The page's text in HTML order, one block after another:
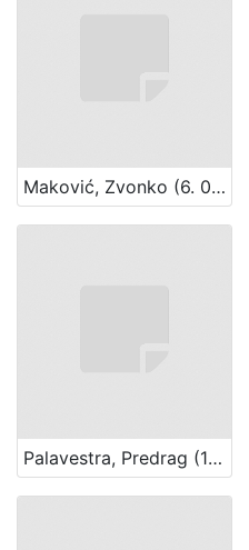
Maković, Zvonko (6. 02. 1947.)
Palavestra, Predrag (14. 06. 1930. – 19. 08. 2014.)